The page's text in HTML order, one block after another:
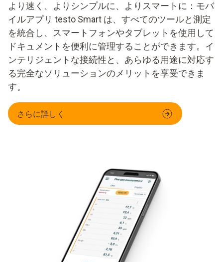
より速く、よりシンプルに、よりスマートに：モバ
イルアプリ testo Smart は、すべてのツールと測定
を統合し、スマートフォンやタブレットを使用して
ドキュメントを便利に管理することができます。イ
ンテリジェントな接続性と、あらゆる用途に対応す
る完全なソリューションのメリットを享受できま
す。
さらに詳しく